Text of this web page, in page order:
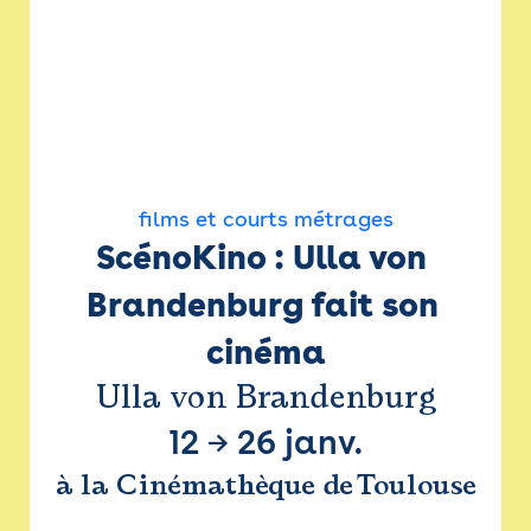
films et courts métrages
ScénoKino : Ulla von
Brandenburg fait son
cinéma
Ulla von Brandenburg
12 → 26 janv.
à la Cinémathèque de Toulouse